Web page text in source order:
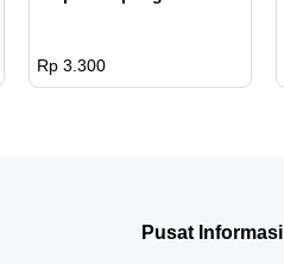
Rp 3.300
Pusat Informasi